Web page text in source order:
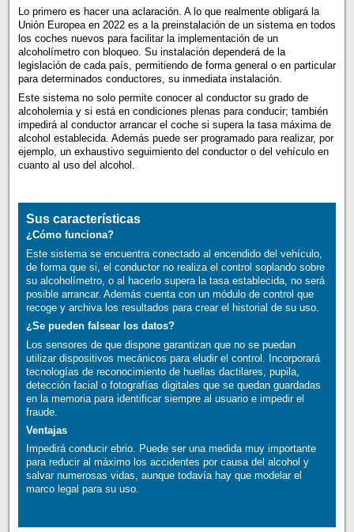
Lo primero es hacer una aclaración. A lo que realmente obligará la
Unión Europea en 2022 es a la preinstalación de un sistema en todos
los coches nuevos para facilitar la implementación de un
alcoholímetro con bloqueo. Su instalación dependerá de la
legislación de cada país, permitiendo de forma general o en particular
para determinados conductores, su inmediata instalación.
Este sistema no solo permite conocer al conductor su grado de
alcoholemia y si está en condiciones plenas para conducir; también
impedirá al conductor arrancar el coche si supera la tasa máxima de
alcohol establecida. Además puede ser programado para realizar, por
ejemplo, un exhaustivo seguimiento del conductor o del vehículo en
cuanto al uso del alcohol.
Sus características
¿Cómo funciona?
Este sistema se encuentra conectado al encendido del vehículo,
de forma que si, el conductor no realiza el control soplando sobre
su alcoholímetro, o al hacerlo supera la tasa establecida, no será
posible arrancar. Además cuenta con un módulo de control que
recoge y archiva los resultados para crear el historial de su uso.
¿Se pueden falsear los datos?
Los sensores de que dispone garantizan que no se puedan
utilizar dispositivos mecánicos para eludir el control. Incorporará
tecnologías de reconocimiento de huellas dactilares, pupila,
detección facial o fotografías digitales que se quedan guardadas
en la memoria para identificar siempre al usuario e impedir el
fraude.
Ventajas
Impedirá conducir ebrio. Puede ser una medida muy importante
para reducir al máximo los accidentes por causa del alcohol y
salvar numerosas vidas, aunque todavía hay que modelar el
marco legal para su uso.